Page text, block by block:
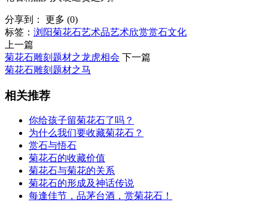
分享到： 更多 (0)
标签： 浏阳菊花石艺术品艺术欣赏赏石文化
上一篇
菊花石雕刻题材之龙虎相会 下一篇
菊花石雕刻题材之马
相关推荐
你给孩子留菊花石了吗？
为什么我们要收藏菊花石？
赏石与悟石
菊花石的收藏价值
菊花石与菊花的关系
菊花石的形成及神话传说
每逢佳节，品茅台酒，赏菊花石！